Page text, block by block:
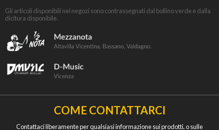
Gli articoli disponibili nei negozi sono contrassegnati dal bollino verde e dalla
dicitura disponibile.
COME CONTATTARCI
Contattaci liberamente per qualsiasi informazione sui prodotti, o sulle